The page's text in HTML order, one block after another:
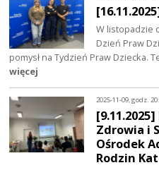
W listopadzie
Dzień Praw
pomysł na Tydzień Praw Dziecka.
więcej
2025-11-09, godz.
Zdrowia i
Ośrodek
Rodzin